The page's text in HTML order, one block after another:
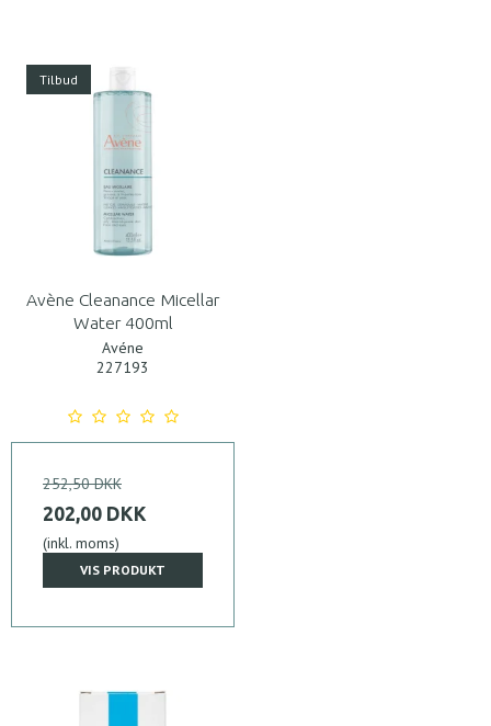
Tilbud
Avène Cleanance Micellar
Water 400ml
Avéne
227193
252,50 DKK
202,00 DKK
(inkl. moms)
VIS PRODUKT